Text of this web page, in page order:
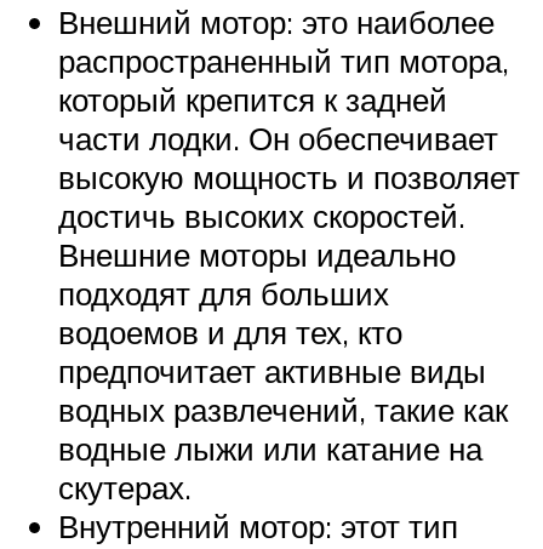
Внешний мотор: это наиболее
распространенный тип мотора,
который крепится к задней
части лодки. Он обеспечивает
высокую мощность и позволяет
достичь высоких скоростей.
Внешние моторы идеально
подходят для больших
водоемов и для тех, кто
предпочитает активные виды
водных развлечений, такие как
водные лыжи или катание на
скутерах.
Внутренний мотор: этот тип